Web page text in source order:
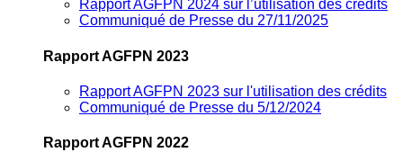
Rapport AGFPN 2024 sur l’utilisation des crédits
Communiqué de Presse du 27/11/2025
Rapport AGFPN 2023
Rapport AGFPN 2023 sur l'utilisation des crédits
Communiqué de Presse du 5/12/2024
Rapport AGFPN 2022